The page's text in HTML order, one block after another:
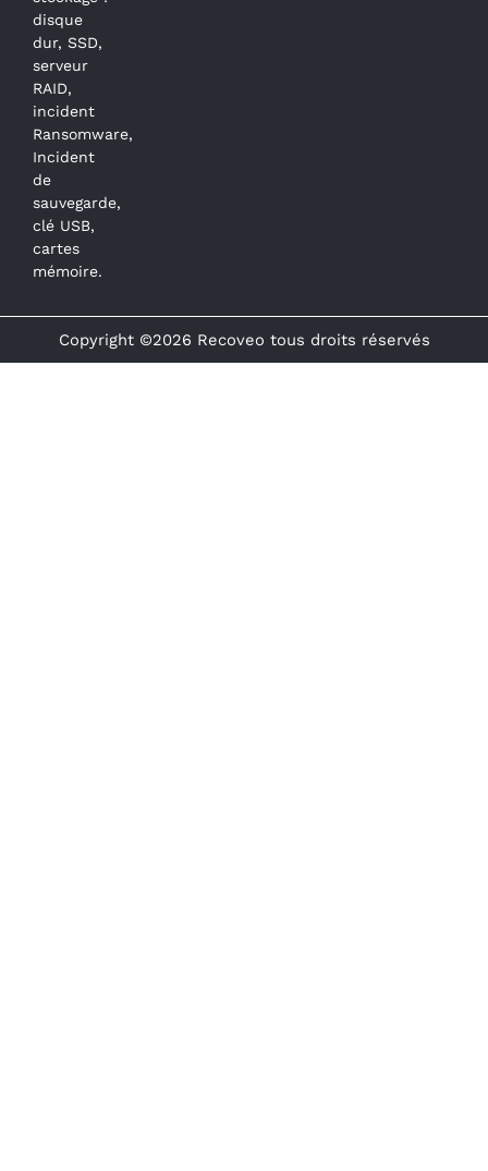
disque
dur, SSD,
serveur
RAID,
incident
Ransomware,
Incident
de
sauvegarde,
clé USB,
cartes
mémoire.
Copyright ©2026 Recoveo tous droits réservés